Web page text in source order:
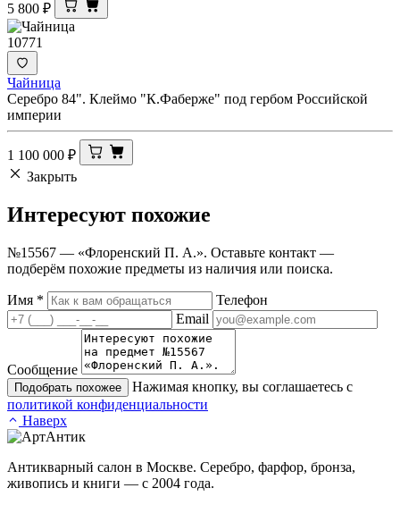
5 800 ₽
10771
Чайница
Серебро 84". Клеймо "К.Фаберже" под гербом Российской
империи
1 100 000 ₽
Закрыть
Интересуют похожие
№15567 — «Флоренский П. А.». Оставьте контакт —
подберём похожие предметы из наличия или поиска.
Имя *
Телефон
Email
Сообщение
Подобрать похожее
Нажимая кнопку, вы соглашаетесь с
политикой конфиденциальности
Наверх
Антикварный салон в Москве. Серебро, фарфор, бронза,
живопись и книги — с 2004 года.